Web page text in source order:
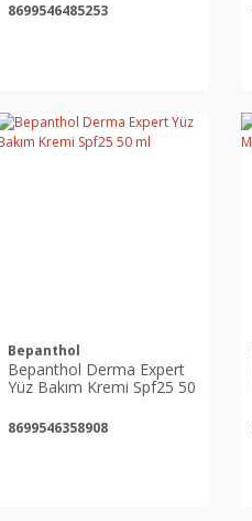
8699546485253
Bepanthol
Bepanthol Derma Expert
Yüz Bakım Kremi Spf25 50
8699546358908